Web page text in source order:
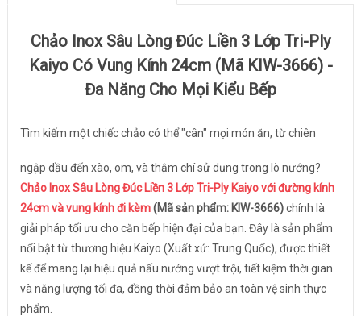
Chảo Inox Sâu Lòng Đúc Liền 3 Lớp Tri-Ply
Kaiyo Có Vung Kính 24cm (Mã KIW-3666) -
Đa Năng Cho Mọi Kiểu Bếp
Tìm kiếm một chiếc chảo có thể "cân" mọi món ăn, từ chiên
ngập dầu đến xào, om, và thậm chí sử dụng trong lò nướng?
Chảo Inox Sâu Lòng Đúc Liền 3 Lớp Tri-Ply Kaiyo với đường kính
24cm và vung kính đi kèm(Mã sản phẩm: KIW-3666)chính là
giải pháp tối ưu cho căn bếp hiện đại của bạn. Đây là sản phẩm
nổi bật từ thương hiệu Kaiyo (Xuất xứ: Trung Quốc), được thiết
kế để mang lại hiệu quả nấu nướng vượt trội, tiết kiệm thời gian
và năng lượng tối đa, đồng thời đảm bảo an toàn vệ sinh thực
phẩm.